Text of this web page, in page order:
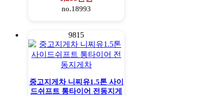
no.18993
9815
중고지게차 니찌유1.5톤 사이
드쉬프트 통타이어 전동지게